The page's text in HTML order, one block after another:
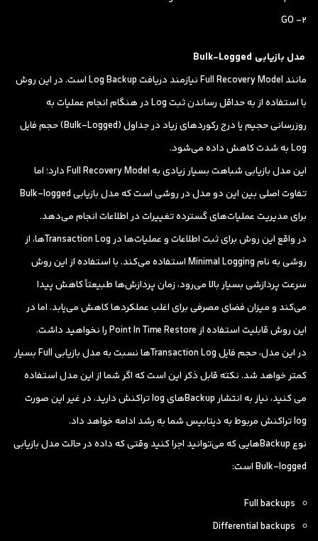
2- GO
مدل بازیابی Bulk-Logged
مانند Full Recovery Model نیازمند دریافت Log Backup است. در این روش
با استفاده از به حداقل رساندن ثبت Log در هنگام انجام عملیات به
روزرسانی حجیم یا درج رکوردهای زیاد در جداول (Bulk-Logged) حجم فایل
Log به شدت کاهش داده می‌شود.
این مدل بازیابی شباهت بسیار زیادی به Full Recovery Model دارد؛ اما
تفاوت اصلی بین این دو مدل در روشی است که مدل بازیابی Bulk-logged
برای مدیریت عملیات‌های گسترده تغییرات در اطلاعات انجام می‌دهد.
در واقع این روش برای ثبت اطلاعات و عملیات‌ها در Transaction Logها، از
روشی به نام Minimal Logging استفاده می‌کند. با استفاده از این روش
سرعت پردازشی بسیار بالا می‌رود، زمان پردازش‌ها طبیعتاً کاهش پیدا
می‌کند و میزان فضای مصرفی برای اغلب عملکردها کاهش می‌یابد. اما در
این روش قابلیت استفاده از Point In Time Restore را نخواهید داشت.
در این مدل، حجم فایل Transaction Logها نسبت به مدل بازیابی Full بسیار
کمتر خواهد شد. نکته قابل ذکر این است که اگر شما از این مدل استفاده
می کنید، نیاز به انتشار Backupهای log تراکنش دارید، در غیر این صورت
log تراکنش مربوط به دیتابیس شما به رشد ادامه خواهد داد.
نوع Backupهایی که می‌توانید اجرا کنید وقتی که داده در حالت مدل بازیابی
Bulk-logged است:
Full backups
Differential backups